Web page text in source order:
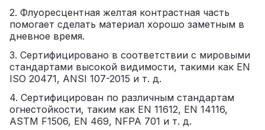
2. Флуоресцентная желтая контрастная часть
помогает сделать материал хорошо заметным в
дневное время.
3. Сертифицировано в соответствии с мировыми
стандартами высокой видимости, такими как EN
ISO 20471, ANSI 107-2015 и т. д.
4. Сертифицирован по различным стандартам
огнестойкости, таким как EN 11612, EN 14116,
ASTM F1506, EN 469, NFPA 701 и т. д.